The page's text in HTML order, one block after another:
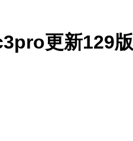
更新129版